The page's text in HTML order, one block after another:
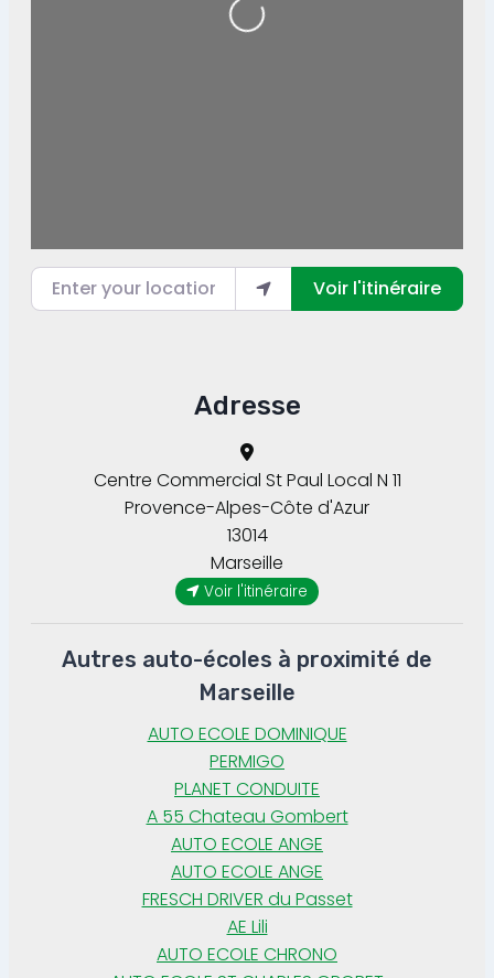
Loading...
Enter your location
Voir l'itinéraire
Adresse
Centre Commercial St Paul Local N 11
Marseille
Provence-Alpes-Côte d'Azur
13014
Voir l'itinéraire
Autres auto-écoles à proximité de
Marseille
AUTO ECOLE DOMINIQUE
PERMIGO
PLANET CONDUITE
A 55 Chateau Gombert
AUTO ECOLE ANGE
AUTO ECOLE ANGE
FRESCH DRIVER du Passet
AE Lili
AUTO ECOLE CHRONO